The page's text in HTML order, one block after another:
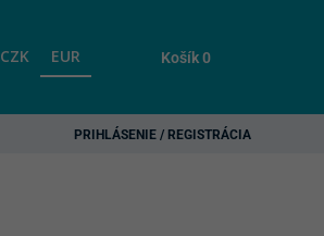
CZK EUR Košík0
PRIHLÁSENIE / REGISTRÁCIA